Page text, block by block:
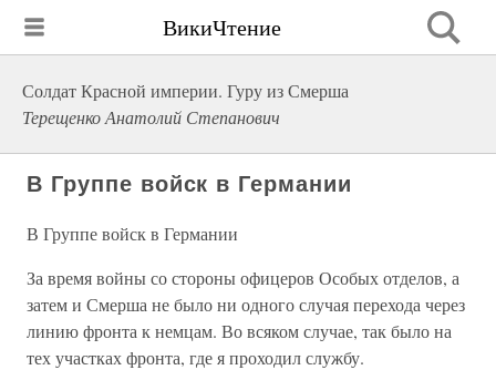
ВикиЧтение
Солдат Красной империи. Гуру из Смерша
Терещенко Анатолий Степанович
В Группе войск в Германии
В Группе войск в Германии
За время войны со стороны офицеров Особых отделов, а
затем и Смерша не было ни одного случая перехода через
линию фронта к немцам. Во всяком случае, так было на
тех участках фронта, где я проходил службу.